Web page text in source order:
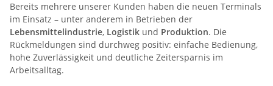
Bereits mehrere unserer Kunden haben die neuen Terminals
im Einsatz – unter anderem in Betrieben der
Lebensmittelindustrie, Logistik und Produktion. Die
Rückmeldungen sind durchweg positiv: einfache Bedienung,
hohe Zuverlässigkeit und deutliche Zeitersparnis im
Arbeitsalltag.